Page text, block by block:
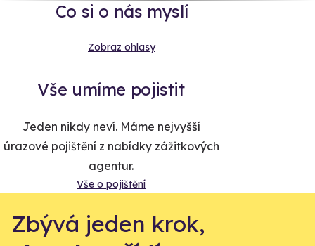
Co si o nás myslí
Zobraz ohlasy
Vše umíme pojistit
Jeden nikdy neví. Máme nejvyšší
úrazové pojištění z nabídky zážitkových
agentur.
Vše o pojištění
Zbývá jeden krok,